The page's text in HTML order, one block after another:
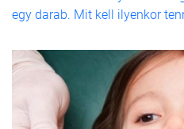
egy darab. Mit kell ilyenkor